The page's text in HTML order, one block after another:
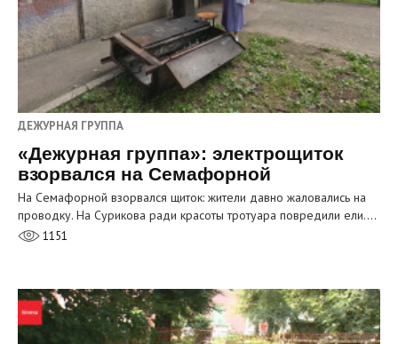
ДЕЖУРНАЯ ГРУППА
«Дежурная группа»: электрощиток
взорвался на Семафорной
На Семафорной взорвался щиток: жители давно жаловались на
проводку. На Сурикова ради красоты тротуара повредили ели.…
1151